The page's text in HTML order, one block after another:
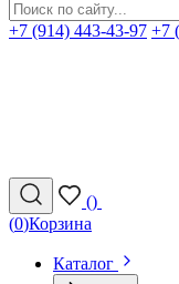
+7 (914) 443-43-97 +7
()
(0)Корзина
Каталог